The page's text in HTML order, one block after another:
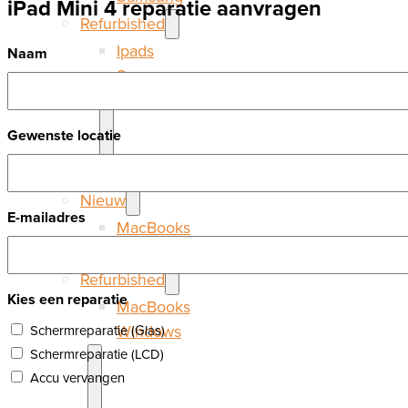
Refurbished
Ipads
Samsung
Nieuw
MacBooks
Refurbished
MacBooks
Windows
iPad Mini 4 reparatie aanvragen
Naam
Gewenste locatie
E-mailadres
Kies een reparatie
Schermreparatie (Glas)
Schermreparatie (LCD)
Accu vervangen